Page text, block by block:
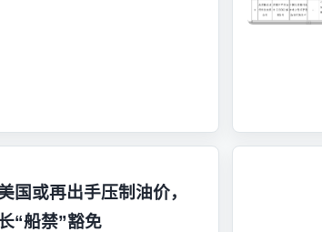
国或再出手压制油价，
“船禁”豁免